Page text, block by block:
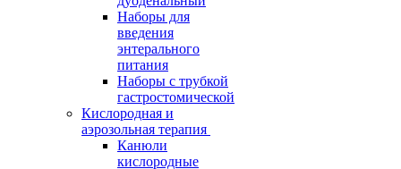
Наборы для
введения
энтерального
питания
Наборы с трубкой
гастростомической
Кислородная и
аэрозольная терапия
Канюли
кислородные